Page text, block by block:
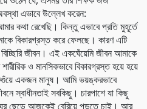
এভাবে উল্লেখ করেন:
কথা রেখেছি। কিন্তু এভাবে প্রতি মুহূর্তে
বিকারগ্রস্ত করে ফেলছে। কারণ এটি
জীবন। এই একঘেঁয়েমি জীবন আমাকে
ও মানসিকভাবে বিকারগ্রস্ত হয়ে হয়ে
একজন মানুষ। আমি ভয়ঙ্করভাবে
স্বাধীনতাই সবকিছু। চারপাশে যা কিছু
ছেড়ে আজকেই বেরিয়ে পড়তে চাই। আর